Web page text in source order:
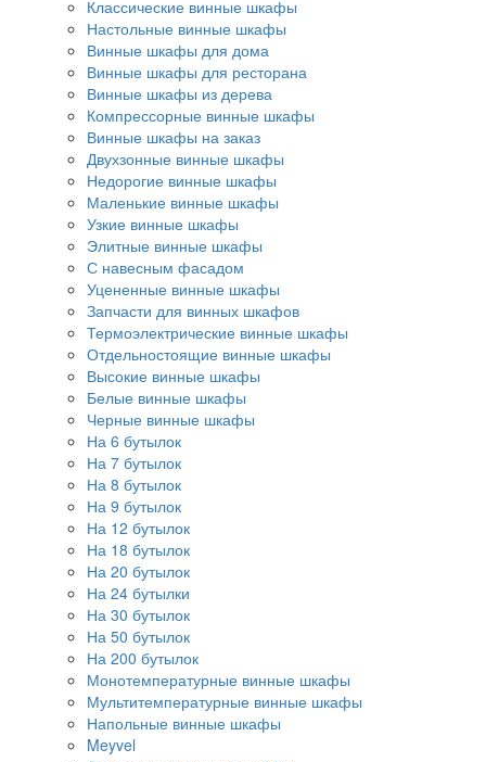
Классические винные шкафы
Настольные винные шкафы
Винные шкафы для дома
Винные шкафы для ресторана
Винные шкафы из дерева
Компрессорные винные шкафы
Винные шкафы на заказ
Двухзонные винные шкафы
Недорогие винные шкафы
Маленькие винные шкафы
Узкие винные шкафы
Элитные винные шкафы
С навесным фасадом
Уцененные винные шкафы
Запчасти для винных шкафов
Термоэлектрические винные шкафы
Отдельностоящие винные шкафы
Высокие винные шкафы
Белые винные шкафы
Черные винные шкафы
На 6 бутылок
На 7 бутылок
На 8 бутылок
На 9 бутылок
На 12 бутылок
На 18 бутылок
На 20 бутылок
На 24 бутылки
На 30 бутылок
На 50 бутылок
На 200 бутылок
Монотемпературные винные шкафы
Мультитемпературные винные шкафы
Напольные винные шкафы
Meyvel